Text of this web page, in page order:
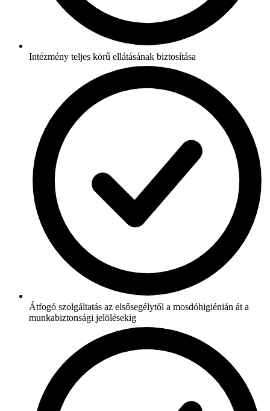
Intézmény teljes körű ellátásának biztosítása
Átfogó szolgáltatás az elsősegélytől a mosdóhigiénián át a
munkabiztonsági jelölésekig